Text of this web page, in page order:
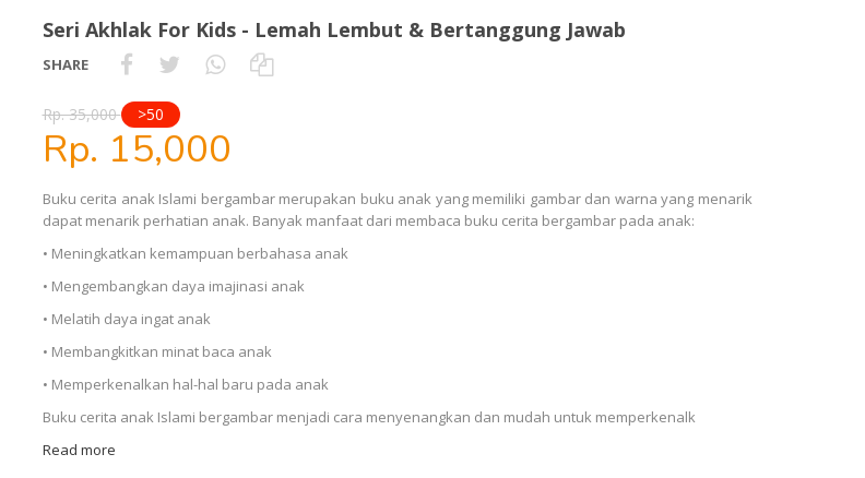
Seri Akhlak For Kids - Lemah Lembut & Bertanggung Jawab
SHARE
Rp. 35,000 >50
Rp. 15,000
Buku cerita anak Islami bergambar merupakan buku anak yang memiliki gambar dan warna yang menarik
dapat menarik perhatian anak. Banyak manfaat dari membaca buku cerita bergambar pada anak:
• Meningkatkan kemampuan berbahasa anak
• Mengembangkan daya imajinasi anak
• Melatih daya ingat anak
• Membangkitkan minat baca anak
• Memperkenalkan hal-hal baru pada anak
Buku cerita anak Islami bergambar menjadi cara menyenangkan dan mudah untuk memperkenalk
Read more